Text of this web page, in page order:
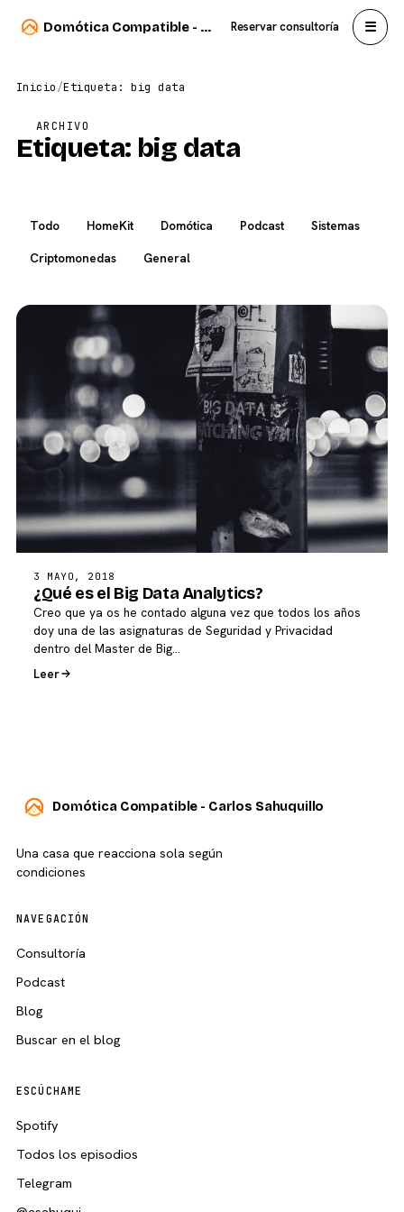
Domótica Compatible - Carlos Sahuquillo Reservar consultoría ☰
Inicio/Etiqueta: big data
ARCHIVO
Etiqueta: big data
Todo HomeKit Domótica Podcast
Sistemas
Criptomonedas
General
3 MAYO, 2018
¿Qué es el Big Data Analytics?
Creo que ya os he contado alguna vez que todos los años
doy una de las asignaturas de Seguridad y Privacidad
dentro del Master de Big…
Leer
Domótica Compatible - Carlos Sahuquillo
Una casa que reacciona sola según
condiciones
NAVEGACIÓN
Consultoría
Podcast
Blog
Buscar en el blog
ESCÚCHAME
Spotify
Todos los episodios
Telegram